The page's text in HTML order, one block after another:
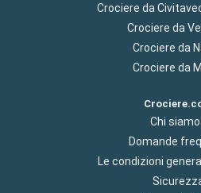
Crociere da
Crociere da
Crociere da
Crociere da
Chi
Domande
Le condizioni